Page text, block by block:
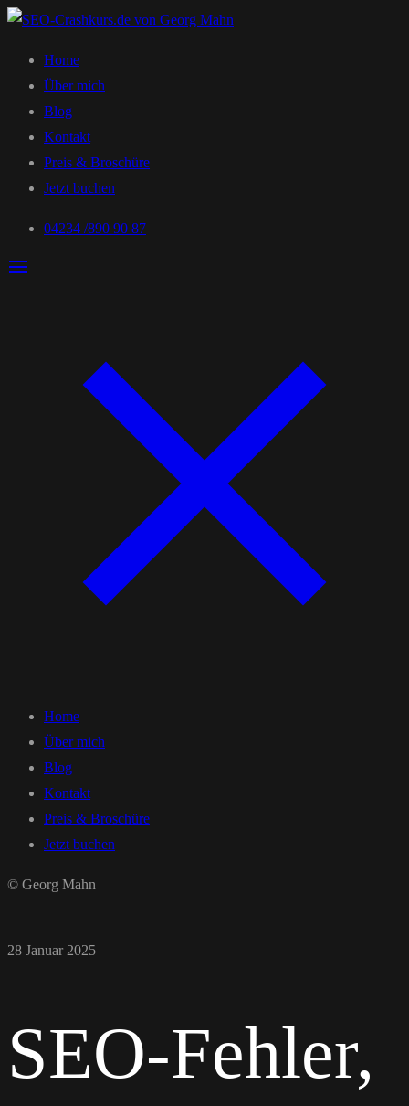
Home
Über mich
Blog
Kontakt
Preis & Broschüre
Jetzt buchen
04234 /890 90 87
Home
Über mich
Blog
Kontakt
Preis & Broschüre
Jetzt buchen
© Georg Mahn
28 Januar 2025
SEO-Fehler,